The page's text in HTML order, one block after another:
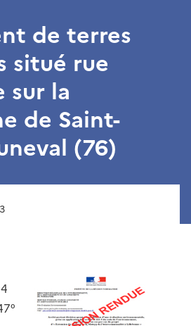
de terres
situé rue
sur la
de Saint-
(76)